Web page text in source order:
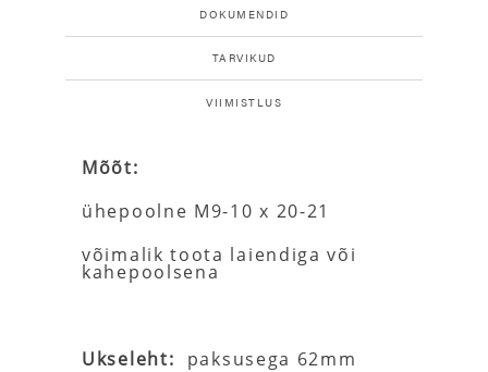
DOKUMENDID
TARVIKUD
VIIMISTLUS
Mõõt:
ühepoolne M9-10 x 20-21
võimalik toota laiendiga või
kahepoolsena
Ukseleht: paksusega 62mm